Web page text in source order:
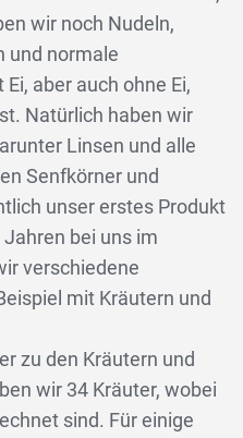
wir noch Nudeln,
und normale
aber auch ohne Ei,
Natürlich haben wir
Linsen und alle
Senfkörner und
unser erstes Produkt
bei uns im
verschiedene
mit Kräutern und
zu den Kräutern und
wir 34 Kräuter, wobei
sind. Für einige